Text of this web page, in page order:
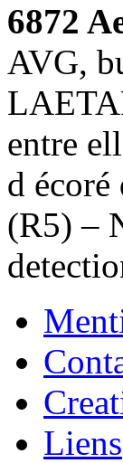
6872
AVG,
entre
d
(R5) –
Liens